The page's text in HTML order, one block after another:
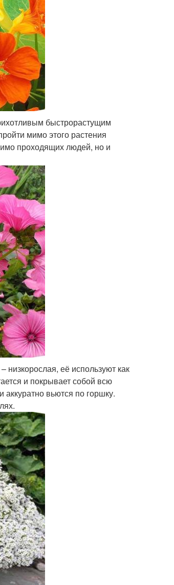
быстрорастущим
мимо этого растения
проходящих людей, но и
её используют как
и покрывает собой всю
вьются по горшку.